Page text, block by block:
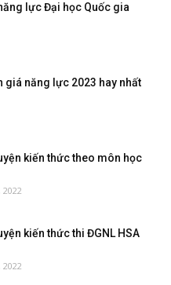
lực Đại học Quốc gia
giá năng lực 2023 hay nhất
kiến thức theo môn học
kiến thức thi ĐGNL HSA